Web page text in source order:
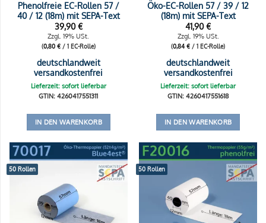
Phenolfreie EC-Rollen 57 /
40 / 12 (18m) mit SEPA-Text
39,90€
Zzgl. 19% USt.
(0,80 €/ 1 EC-Rolle)
deutschlandweit
versandkostenfrei
Lieferzeit: sofort lieferbar
GTIN: 4260417551311
IN DEN WARENKORB
Öko-EC-Rollen 57 / 39 / 12
(18m) mit SEPA-Text
41,90€
Zzgl. 19% USt.
(0,84€ / 1 EC-Rolle)
deutschlandweit
versandkostenfrei
Lieferzeit: sofort lieferbar
GTIN: 4260417551618
IN DEN WARENKORB
50 Rollen 50 Rollen